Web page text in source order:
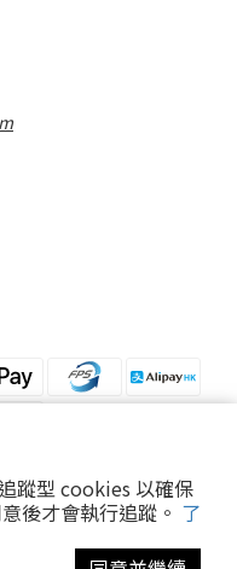
蹤型 cookies 以確保
後才會執行追蹤。 了